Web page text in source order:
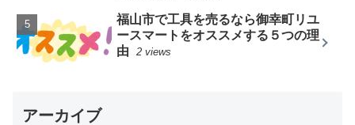
福山市で工具を売るなら御幸町リユ
ースマートをオススメする５つの理
由
2 views
アーカイブ